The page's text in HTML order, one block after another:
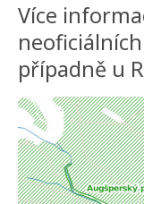
Více
případně u